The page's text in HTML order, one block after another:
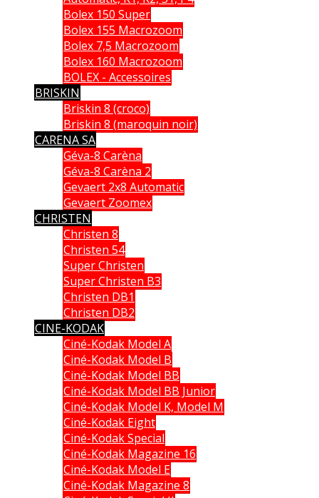
Bolex 150 Super
Bolex 155 Macrozoom
Bolex 7,5 Macrozoom
Bolex 160 Macrozoom
BOLEX - Accessoires
BRISKIN
Briskin 8 (croco)
Briskin 8 (maroquin noir)
CARENA SA
Géva-8 Carèna
Géva-8 Carèna 2
Gevaert 2x8 Automatic
Gevaert Zoomex
CHRISTEN
Christen 8
Christen 54
Super Christen
Super Christen B3
Christen DB1
Christen DB2
CINE-KODAK
Ciné-Kodak Model A
Ciné-Kodak Model B
Ciné-Kodak Model BB
Ciné-Kodak Model BB Junior
Ciné-Kodak Model K, Model M
Ciné-Kodak Eight
Ciné-Kodak Special
Ciné-Kodak Magazine 16
Ciné-Kodak Model E
Ciné-Kodak Magazine 8